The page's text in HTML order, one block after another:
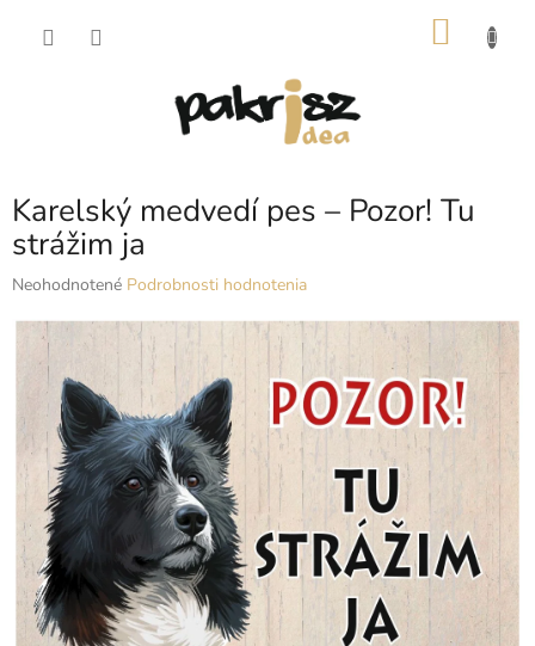
Karelský medvedí pes – Pozor! Tu
strážim ja
Priemerné
produktu
hviezdičiek.
Neohodnotené Podrobnosti hodnotenia